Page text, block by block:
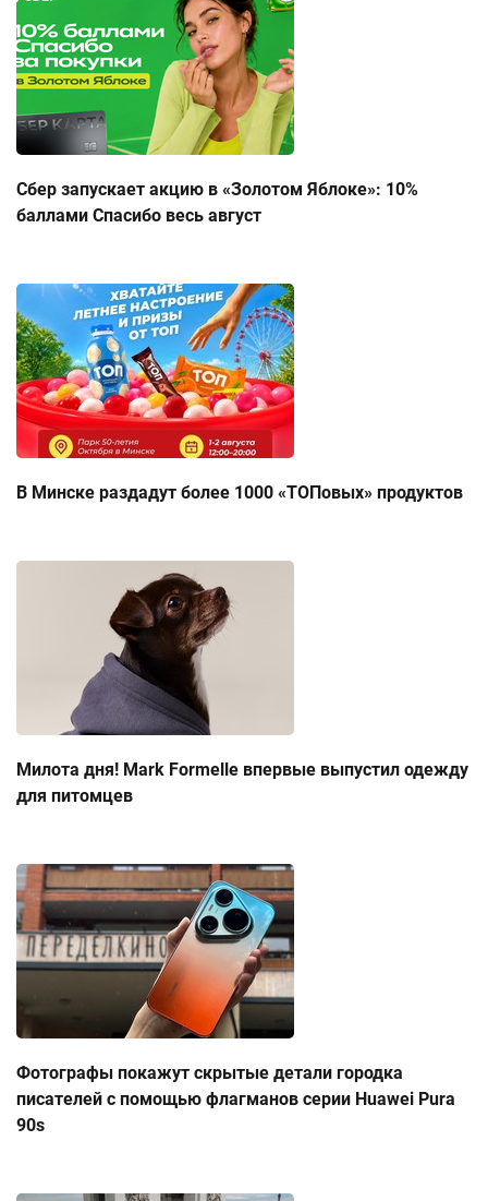
Сбер запускает акцию в «Золотом Яблоке»: 10%
баллами Спасибо весь август
В Минске раздадут более 1000 «ТОПовых» продуктов
Милота дня! Mark Formelle впервые выпустил одежду
для питомцев
Фотографы покажут скрытые детали городка
писателей с помощью флагманов серии Huawei Pura
90s